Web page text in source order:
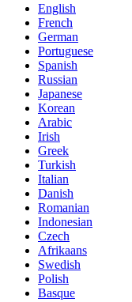
English
French
German
Portuguese
Spanish
Russian
Japanese
Korean
Arabic
Irish
Greek
Turkish
Italian
Danish
Romanian
Indonesian
Czech
Afrikaans
Swedish
Polish
Basque